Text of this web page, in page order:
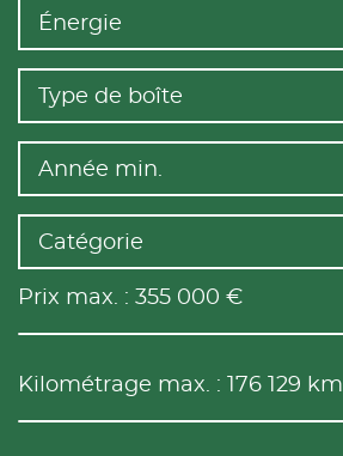
Énergie
Type de boîte
Année min.
Catégorie
Prix max. : 355 000 €
Kilométrage max. : 176 129 km